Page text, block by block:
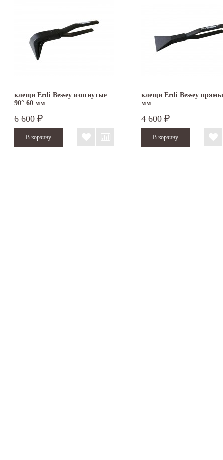
клещи Erdi Bessey изогнутые
90° 60 мм
6 600 ₽
клещи Erdi Bessey
мм
4 600 ₽